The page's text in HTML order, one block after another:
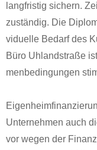
langfristig sich­ern.
zuständig. Die
vidu­elle Bedarf des
Büro Uhland­straße
menbe­din­gun­gen
Unternehmen auch
vor wegen der